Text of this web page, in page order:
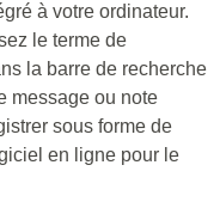
à votre ordinateur.
le terme de
la barre de recherche
message ou note
sous forme de
en ligne pour le